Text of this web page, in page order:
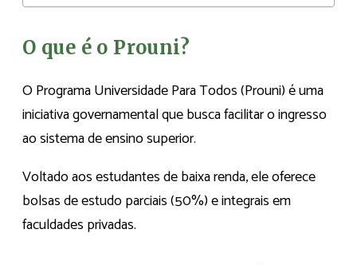
O que é o Prouni?
O Programa Universidade Para Todos (Prouni) é uma
iniciativa governamental que busca facilitar o ingresso
ao sistema de ensino superior.
Voltado aos estudantes de baixa renda, ele oferece
bolsas de estudo parciais (50%) e integrais em
faculdades privadas.